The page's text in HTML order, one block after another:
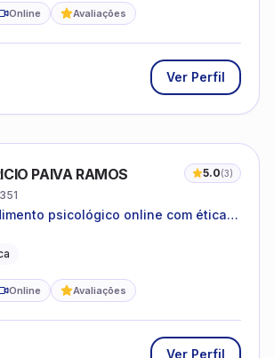
Online Avaliações
Ver Perfil
PAIVA RAMOS 5.0(3)
psicológico online com ética,
Online Avaliações
Ver Perfil